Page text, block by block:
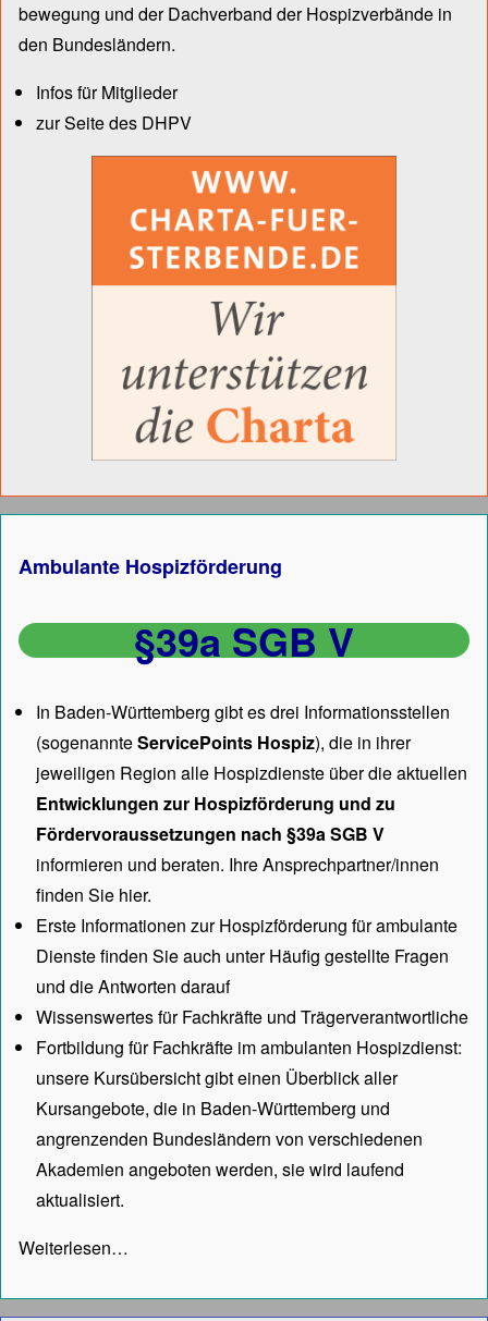
bewegung und der Dach­verband der Hospiz­verbände in
den Bun­des­län­dern.
Infos für Mitglieder
zur Seite des DHPV
Ambulante Hospizförderung
§39a SGB V
In Baden-Württemberg gibt es drei Informationsstellen
(sogenannteServicePoints Hospiz), die in ihrer
jeweiligen Region alle Hospizdienste über die aktuellen
Entwicklungen zur Hospizförderung und zu
Fördervoraussetzungen nach §39a SGB V
informieren und beraten. Ihre Ansprechpartner/innen
finden Sie hier.
Erste Informationen zur Hospizförderung für ambulante
Dienste finden Sie auch unterHäufig gestellte Fragen
und die Antworten darauf
Wissenswertes für Fachkräfte und Trägerverantwortliche
Fortbildung für Fachkräfte im ambulanten Hospizdienst:
unsere Kursübersichtgibt einen Überblick aller
Kursangebote, die in Baden-Württemberg und
angrenzenden Bundesländern von verschiedenen
Akademien angeboten werden, sie wird laufend
aktualisiert.
Weiterlesen…